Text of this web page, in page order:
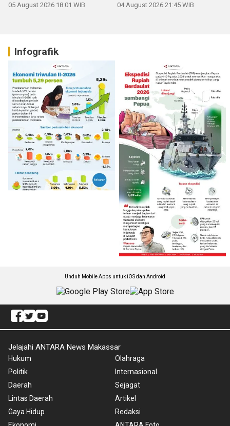
05 August 2026 18:01 WIB 04 August 2026 21:45 WIB
Infografik
Unduh Mobile Apps untuk iOS dan Android
Jelajahi ANTARA News Makassar
Hukum
Politik
Daerah
Lintas Daerah
Gaya Hidup
Olahraga
Internasional
Sejagat
Artikel
Redaksi